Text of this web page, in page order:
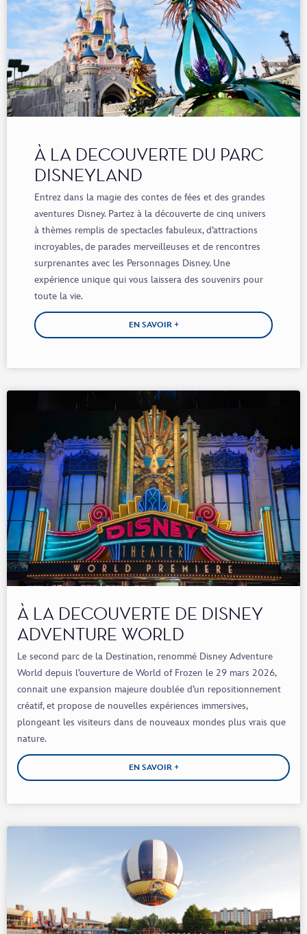
À LA DECOUVERTE DU PARC
DISNEYLAND
Entrez dans la magie des contes de fées et des grandes
aventures Disney. Partez à la découverte de cinq univers
à thèmes remplis de spectacles fabuleux, d’attractions
incroyables, de parades merveilleuses et de rencontres
surprenantes avec les Personnages Disney. Une
expérience unique qui vous laissera des souvenirs pour
toute la vie.
EN SAVOIR +
À LA DECOUVERTE DE DISNEY
ADVENTURE WORLD
Le second parc de la Destination, renommé Disney Adventure
World depuis l’ouverture de World of Frozen le 29 mars 2026,
connait une expansion majeure doublée d’un repositionnement
créatif, et propose de nouvelles expériences immersives,
plongeant les visiteurs dans de nouveaux mondes plus vrais que
nature.
EN SAVOIR +